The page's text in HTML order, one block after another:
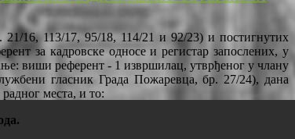
16, 113/17, 95/18, 114/21 и 92/23) и постигнутих
за кадровске односе и регистар запослених, у
виши референт - 1 извршилац, утврђеног у члану
гласник Града Пожаревца, бр. 27/24), дана
места, и то: